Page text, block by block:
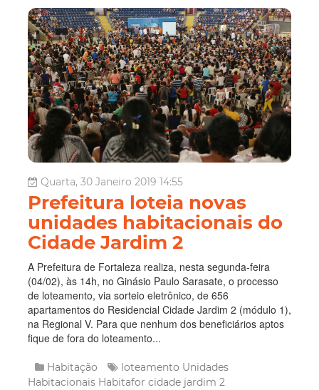
Quarta, 30 Janeiro 2019 14:55
Prefeitura loteia novas
unidades habitacionais do
Cidade Jardim 2
A Prefeitura de Fortaleza realiza, nesta segunda-feira
(04/02), às 14h, no Ginásio Paulo Sarasate, o processo
de loteamento, via sorteio eletrônico, de 656
apartamentos do Residencial Cidade Jardim 2 (módulo 1),
na Regional V. Para que nenhum dos beneficiários aptos
fique de fora do loteamento...
Habitação loteamento Unidades
Habitacionais Habitafor cidade jardim 2